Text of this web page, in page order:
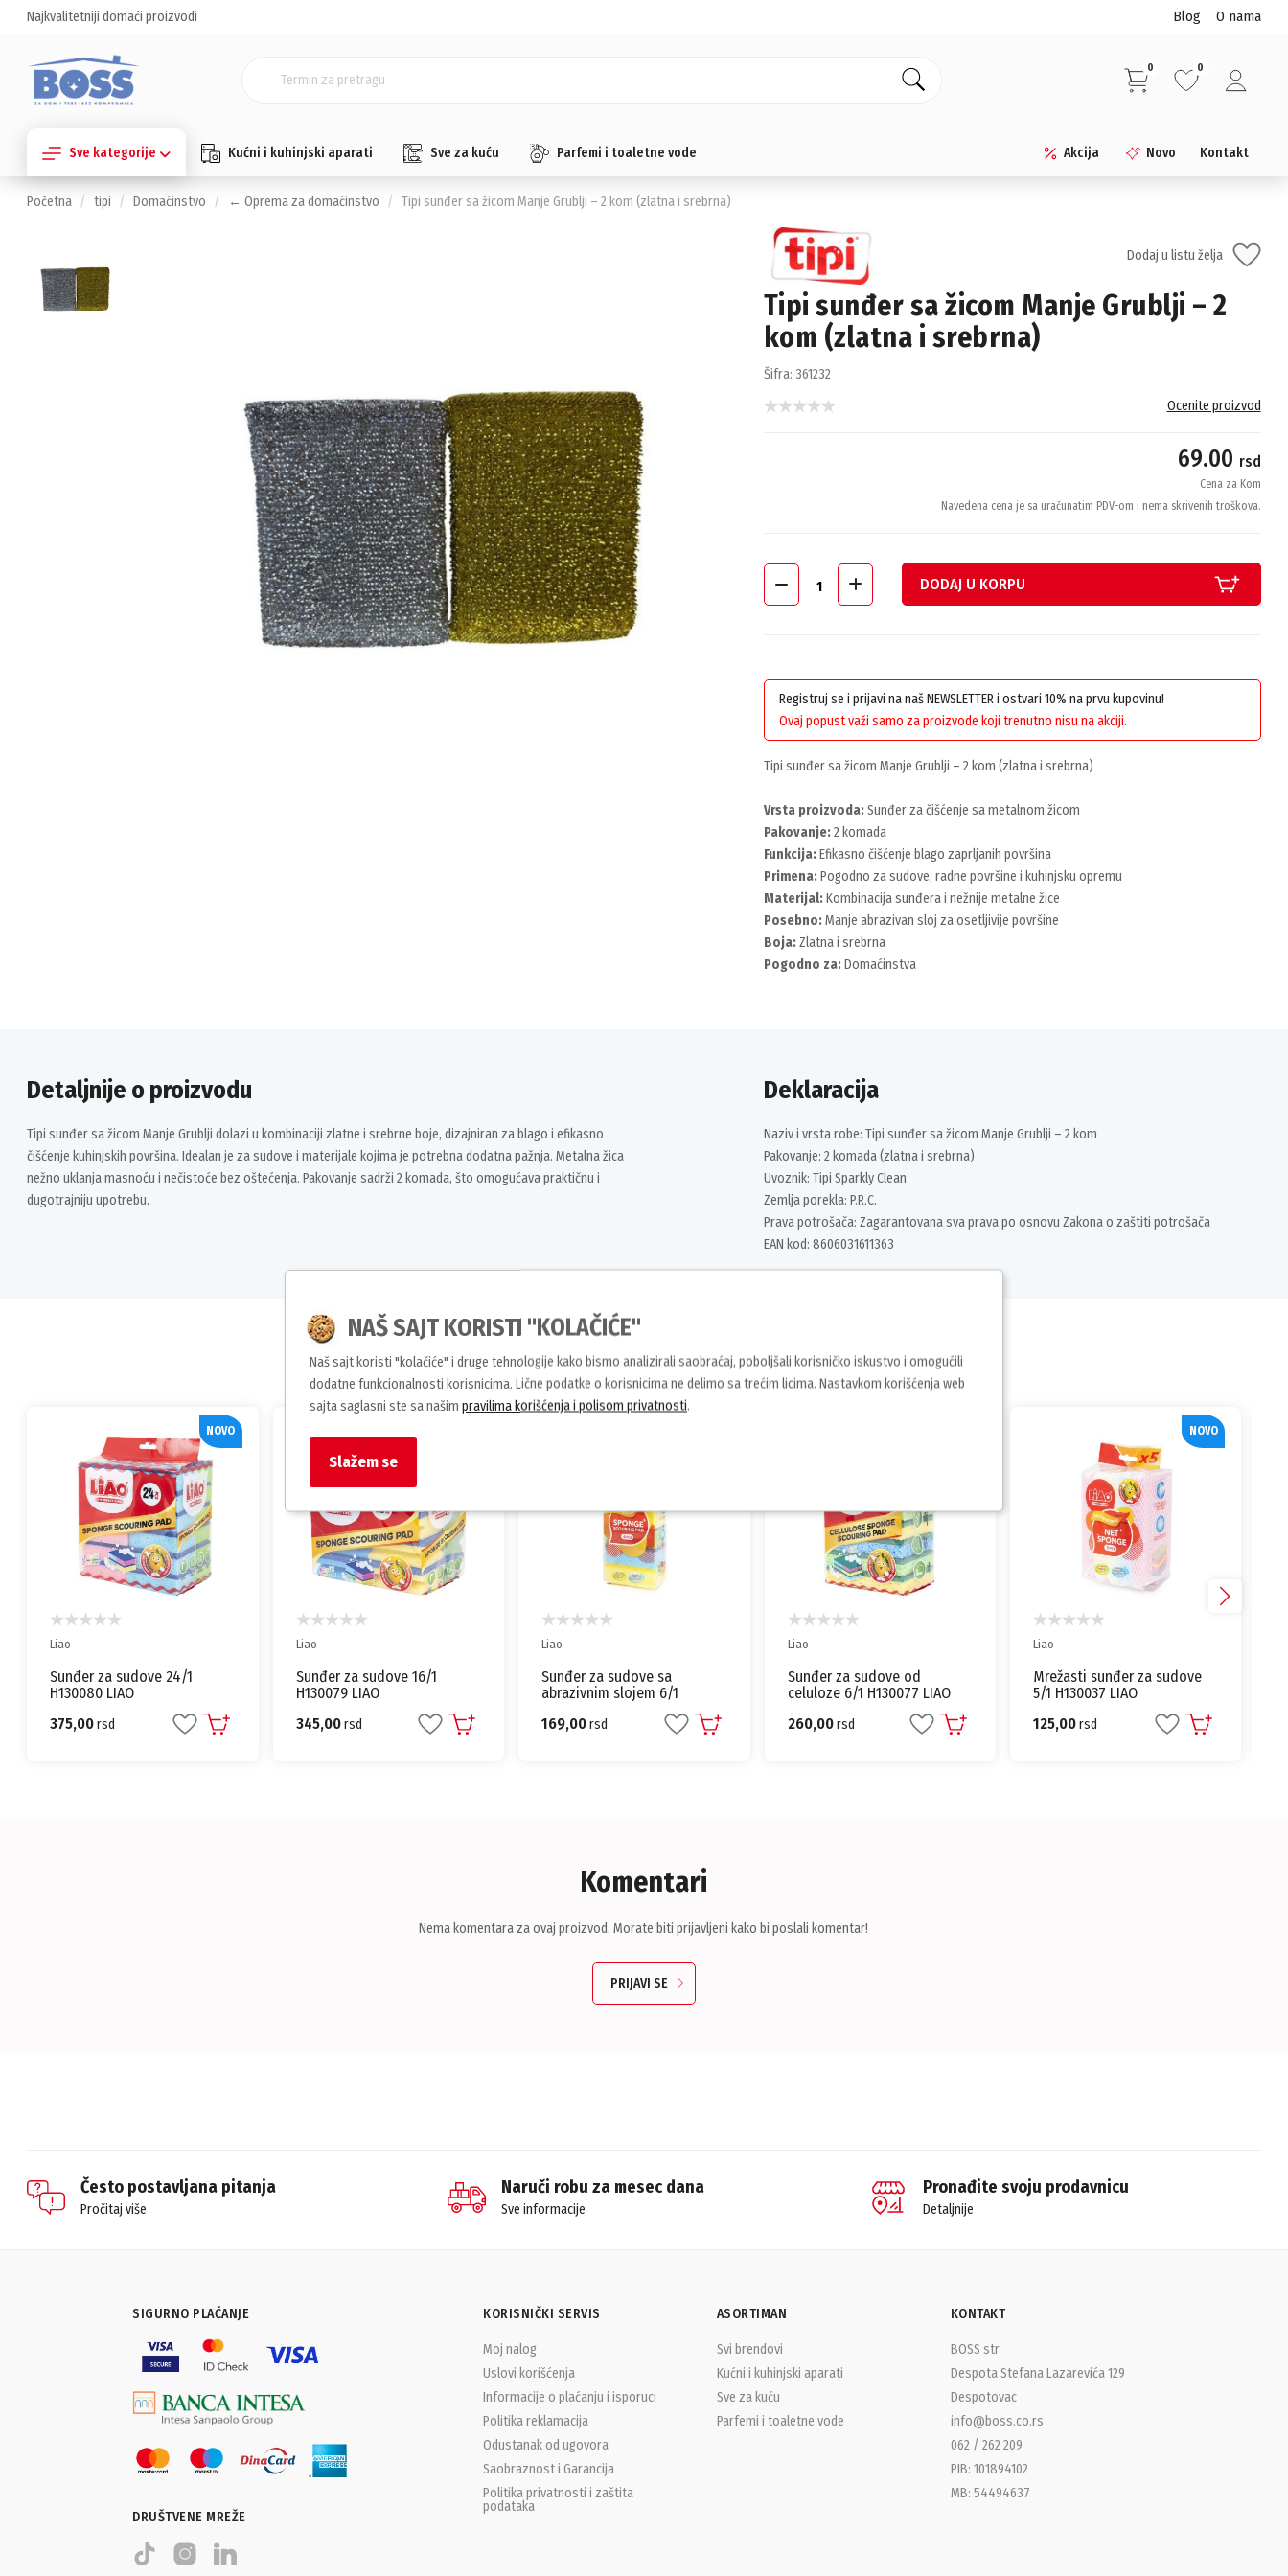
Najkvalitetniji domaći proizvodi Blog O nama
0 0
Sve kategorije Kućni i kuhinjski aparati Sve za kuću Parfemi i toaletne vode Akcija Novo Kontakt
Početna tipi Domaćinstvo ← Oprema za domaćinstvo Tipi sunđer sa žicom Manje Grublji – 2 kom (zlatna i srebrna)
Dodaj u listu želja
Tipi sunđer sa žicom Manje Grublji – 2
kom (zlatna i srebrna)
Šifra: 361232
Ocenite proizvod
69.00 rsd
Cena za Kom
Navedena cena je sa uračunatim PDV-om i nema skrivenih troškova.
DODAJ U KORPU
Registruj se i prijavi na naš NEWSLETTER i ostvari 10% na prvu kupovinu!
Ovaj popust važi samo za proizvode koji trenutno nisu na akciji.
Tipi sunđer sa žicom Manje Grublji – 2 kom (zlatna i srebrna)
Vrsta proizvoda:Sunđer za čišćenje sa metalnom žicom
Pakovanje:2 komada
Funkcija:Efikasno čišćenje blago zaprljanih površina
Primena:Pogodno za sudove, radne površine i kuhinjsku opremu
Materijal:Kombinacija sunđera i nežnije metalne žice
Posebno:Manje abrazivan sloj za osetljivije površine
Boja:Zlatna i srebrna
Pogodno za:Domaćinstva
Detaljnije o proizvodu
Tipi sunđer sa žicom Manje Grublji dolazi u kombinaciji zlatne i srebrne boje, dizajniran za blago i efikasno
čišćenje kuhinjskih površina. Idealan je za sudove i materijale kojima je potrebna dodatna pažnja. Metalna žica
nežno uklanja masnoću i nečistoće bez oštećenja. Pakovanje sadrži 2 komada, što omogućava praktičnu i
dugotrajniju upotrebu.
Deklaracija
Naziv i vrsta robe: Tipi sunđer sa žicom Manje Grublji – 2 kom
Pakovanje: 2 komada (zlatna i srebrna)
Uvoznik: Tipi Sparkly Clean
Zemlja porekla: P.R.C.
Prava potrošača: Zagarantovana sva prava po osnovu Zakona o zaštiti potrošača
EAN kod: 8606031611363
Slični proizvodi
NOVO
Liao
Sunđer za sudove 16/1
H130079 LIAO
345,00rsd
Liao
Sunđer za sudove sa
abrazivnim slojem 6/1
169,00rsd
Liao
Sunđer za sudove od
celuloze 6/1 H130077 LIAO
260,00rsd
Liao
Mrežasti sunđer za sudove
5/1 H130037 LIAO
125,00rsd
NOVO
Liao
Sunđer za Ribanje LIAO
F130036 4/1 – Abrazivni
Sunđeri za Pranje Sudova i
Čišćenje
99,00rsd
Komentari
Nema komentara za ovaj proizvod. Morate biti prijavljeni kako bi poslali komentar!
PRIJAVI SE
Često postavljana pitanja
Pročitaj više
Naruči robu za mesec dana
Sve informacije
Pronađite svoju prodavnicu
Detaljnije
SIGURNO PLAĆANJE
DRUŠTVENE MREŽE
KORISNIČKI SERVIS
Moj nalog
Uslovi korišćenja
Informacije o plaćanju i isporuci
Politika reklamacija
Odustanak od ugovora
Saobraznost i Garancija
Politika privatnosti i zaštita
podataka
ASORTIMAN
Svi brendovi
Kućni i kuhinjski aparati
Sve za kuću
Parfemi i toaletne vode
KONTAKT
BOSS str
Despota Stefana Lazarevića 129
Despotovac
info@boss.co.rs
062 / 262 209
PIB: 101894102
MB: 54494637
NAŠ SAJT KORISTI "KOLAČIĆE"
Naš sajt koristi "kolačiće" i druge tehnologije kako bismo analizirali saobraćaj, poboljšali korisničko iskustvo i omogućili
dodatne funkcionalnosti korisnicima. Lične podatke o korisnicima ne delimo sa trećim licima. Nastavkom korišćenja web
sajta saglasni ste sa našim pravilima korišćenja i polisom privatnosti.
Slažem se